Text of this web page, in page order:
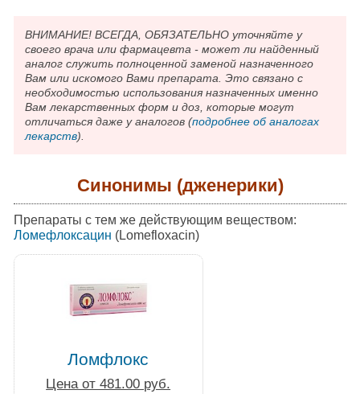
ВНИМАНИЕ! ВСЕГДА, ОБЯЗАТЕЛЬНО уточняйте у
своего врача или фармацевта - может ли найденный
аналог служить полноценной заменой назначенного
Вам или искомого Вами препарата. Это связано с
необходимостью использования назначенных именно
Вам лекарственных форм и доз, которые могут
отличаться даже у аналогов (подробнее об аналогах
лекарств).
Синонимы (дженерики)
Препараты с тем же действующим веществом:
Ломефлоксацин (Lomefloxacin)
Ломфлокс
Цена от 481.00 руб.